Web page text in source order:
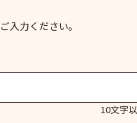
入力ください。
10文字